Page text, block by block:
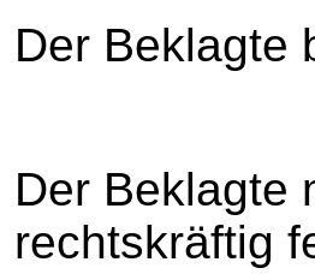
Der Beklagte
die
Der Beklagte
rechtskräftig